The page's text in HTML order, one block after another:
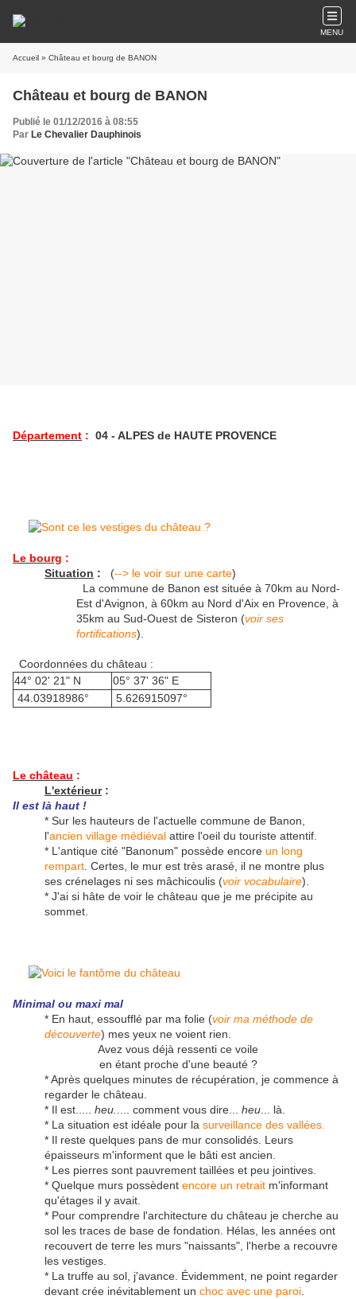
MENU
Accueil » Château et bourg de BANON
Château et bourg de BANON
Publié le 01/12/2016 à 08:55
Par Le Chevalier Dauphinois
Département : 04 - ALPES de HAUTE PROVENCE
Le bourg :
Situation : (--> le voir sur une carte)
La commune de Banon est située à 70km au Nord-
Est d'Avignon, à 60km au Nord d'Aix en Provence, à
35km au Sud-Ouest de Sisteron (voir ses
fortifications).
Coordonnées du château :
44° 02' 21" N
05° 37' 36" E
44.03918986°
5.626915097°
Le château :
L'extérieur:
Il est là haut !
* Sur les hauteurs de l'actuelle commune de Banon,
l'ancien village médiéval attire l'oeil du touriste attentif.
* L'antique cité "Banonum" possède encore un long
rempart . Certes, le mur est très arasé, il ne montre plus
ses crénelages ni ses mâchicoulis (voir vocabulaire).
* J'ai si hâte de voir le château que je me précipite au
sommet.
Minimal ou maxi mal
* En haut, essoufflé par ma folie (voir ma méthode de
découverte) mes yeux ne voient rien.
Avez vous déjà ressenti ce voile
en étant proche d'une beauté ?
* Après quelques minutes de récupération, je commence à
regarder le château.
* Il est..... heu. .... comment vous dire... heu ... là.
* La situation est idéale pour la surveillance des vallées.
* Il reste quelques pans de mur consolidés. Leurs
épaisseurs m'informent que le bâti est ancien.
* Les pierres sont pauvrement taillées et peu jointives.
* Quelque murs possèdent encore un retrait m'informant
qu'étages il y avait.
* Pour comprendre l'architecture du château je cherche au
sol les traces de base de fondation. Hélas, les années ont
recouvert de terre les murs "naissants", l'herbe a recouvre
les vestiges.
* La truffe au sol, j'avance. Évidemment, ne point regarder
devant crée inévitablement un choc avec une paroi